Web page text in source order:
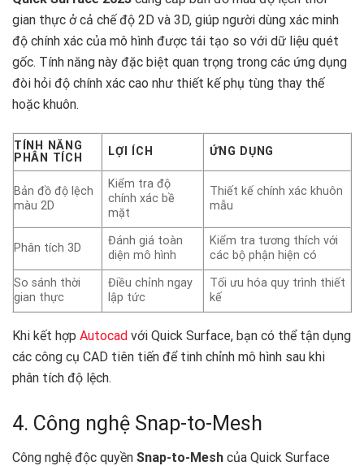
gian thực ở cả chế độ 2D và 3D, giúp người dùng xác minh
độ chính xác của mô hình được tái tạo so với dữ liệu quét
gốc. Tính năng này đặc biệt quan trọng trong các ứng dụng
đòi hỏi độ chính xác cao như thiết kế phụ tùng thay thế
hoặc khuôn.
TÍNH NĂNG
PHÂN TÍCH
LỢI ÍCH ỨNG DỤNG
Bản đồ độ lệch
màu 2D
Kiểm tra độ
chính xác bề
mặt
Thiết kế chính xác khuôn
mẫu
Phân tích 3D
Đánh giá toàn
diện mô hình
Kiểm tra tương thích với
các bộ phận hiện có
So sánh thời
gian thực
Điều chỉnh ngay
lập tức
Tối ưu hóa quy trình thiết
kế
Khi kết hợp Autocad với Quick Surface, bạn có thể tận dụng
các công cụ CAD tiên tiến để tinh chỉnh mô hình sau khi
phân tích độ lệch.
4. Công nghệ Snap-to-Mesh
Công nghệ độc quyền Snap-to-Mesh của Quick Surface